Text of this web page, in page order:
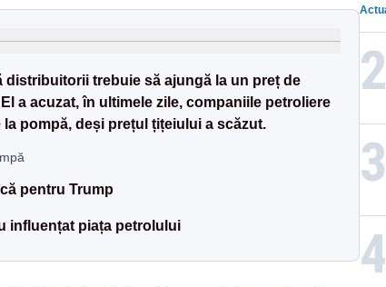
distribuitorii trebuie să ajungă la un preț de
a acuzat, în ultimele zile, companiile petroliere
pompă, deși prețul țițeiului a scăzut.
pentru Trump
influențat piața petrolului
2
3
4